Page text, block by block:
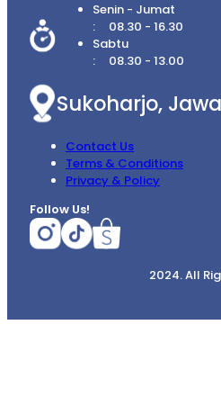
Senin - Jumat
08.30 - 16.30
Sabtu
08.30 - 13.00
Sukoharjo,
Contact Us
Terms & Conditions
Privacy & Policy
Follow Us!
2024. All